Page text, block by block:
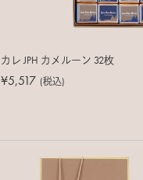
カレ JPH カメルーン 32枚
¥5,517 (税込)